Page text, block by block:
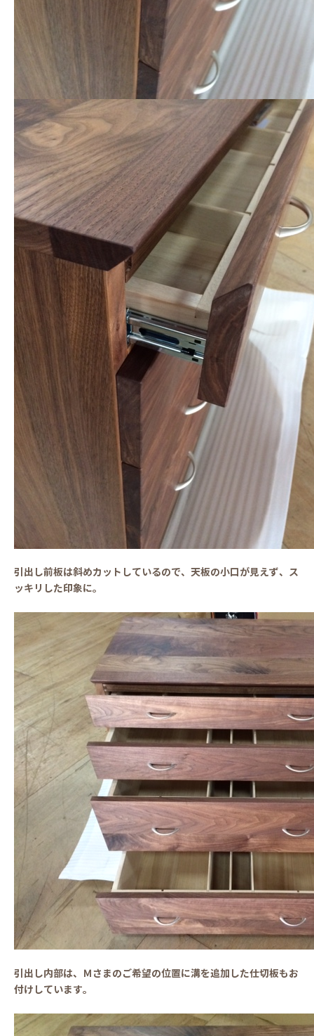
引出し前板は斜めカットしているので、天板の小口が見えず、ス
ッキリした印象に。
引出し内部は、Ｍさまのご希望の位置に溝を追加した仕切板もお
付けしています。